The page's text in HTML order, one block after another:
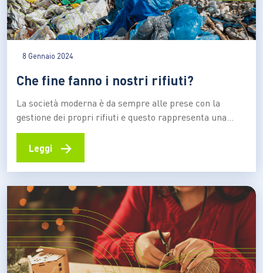
8 Gennaio 2024
Che fine fanno i nostri rifiuti?
La società moderna è da sempre alle prese con la
gestione dei propri rifiuti e questo rappresenta una
delle sfide principali non solo per il nostro paese, ma
per tutte le economie mondiali. La popolazione
conseguenza è l’incremento significativo nella
produzione di…
Leggi →